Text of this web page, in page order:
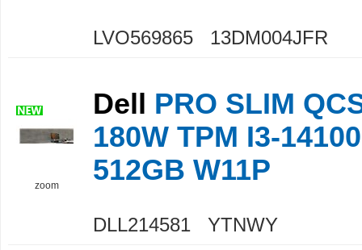
LVO569865 13DM004JFR
zoom
Dell PRO SLIM
180W TPM I3-
512GB W11P
DLL214581 YTNWY